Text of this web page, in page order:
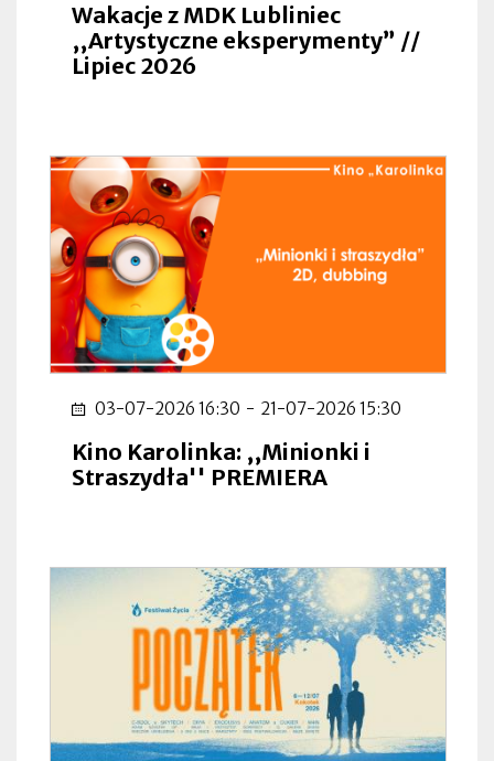
Wakacje z MDK Lubliniec
,,Artystyczne eksperymenty” //
Lipiec 2026
03-07-2026 16:30 - 21-07-2026 15:30
Kino Karolinka: ,,Minionki i
Straszydła'' PREMIERA